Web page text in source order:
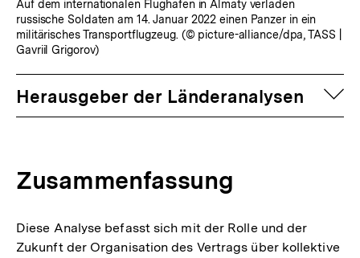
Auf dem internationalen Flughafen in Almaty verladen
russische Soldaten am 14. Januar 2022 einen Panzer in ein
militärisches Transportflugzeug. (© picture-alliance/dpa, TASS |
Gavriil Grigorov)
Herausgeber der Länderanalysen
Zusammenfassung
Diese Analyse befasst sich mit der Rolle und der
Zukunft der Organisation des Vertrags über kollektive